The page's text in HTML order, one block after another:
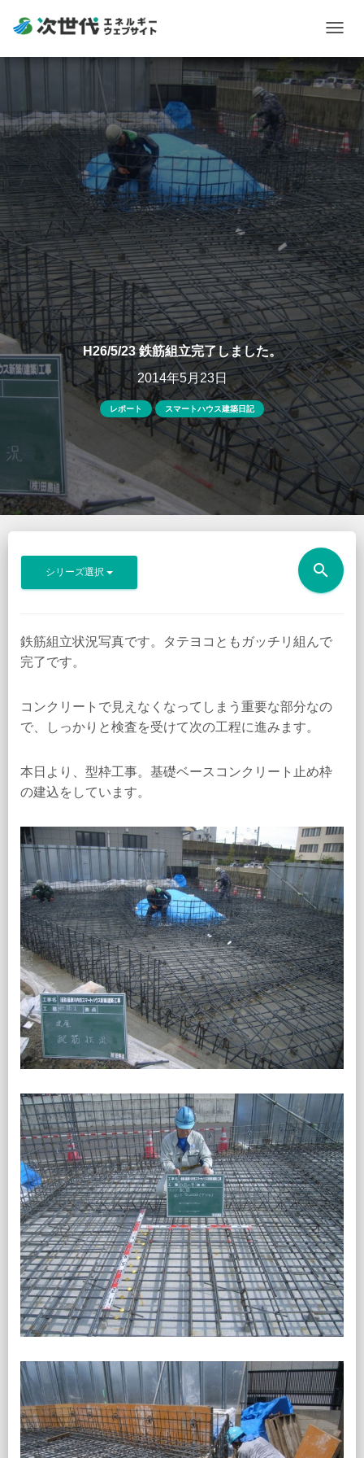
H26/5/23 鉄筋組立完了しました。
2014年5月23日
レポート スマートハウス建築日記
シリーズ選択 search
鉄筋組立状況写真です。タテヨコともガッチリ組んで
完了です。
コンクリートで見えなくなってしまう重要な部分なの
で、しっかりと検査を受けて次の工程に進みます。
本日より、型枠工事。基礎ベースコンクリート止め枠
の建込をしています。